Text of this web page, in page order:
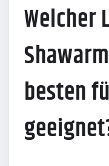
Welcher
besten